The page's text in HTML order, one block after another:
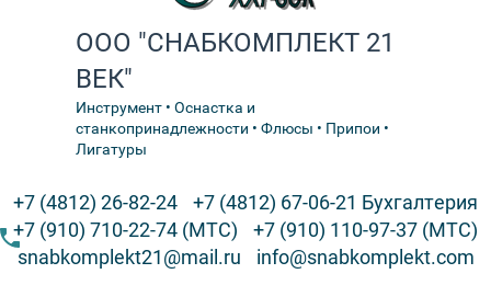
ООО "СНАБКОМПЛЕКТ 21
ВЕК"
Инструмент • Оснастка и
станкопринадлежности • Флюсы • Припои •
Лигатуры
+7 (4812) 26-82-24
+7 (4812) 67-06-21 Бухгалтерия
+7 (910) 710-22-74 (МТС)
+7 (910) 110-97-37 (МТС)
snabkomplekt21@mail.ru
info@snabkomplekt.com